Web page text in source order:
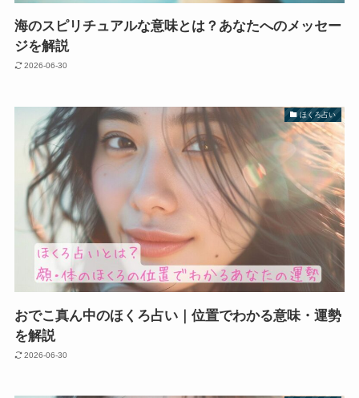
海のスピリチュアルな意味とは？あなたへのメッセー
ジを解説
2026-06-30
ほくろ占い
おでこ真ん中のほくろ占い｜位置でわかる意味・運勢
を解説
2026-06-30